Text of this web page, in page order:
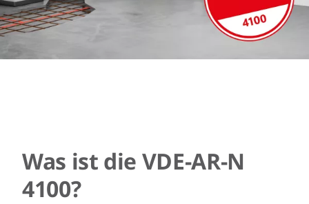
Was ist die VDE-AR-N
4100?